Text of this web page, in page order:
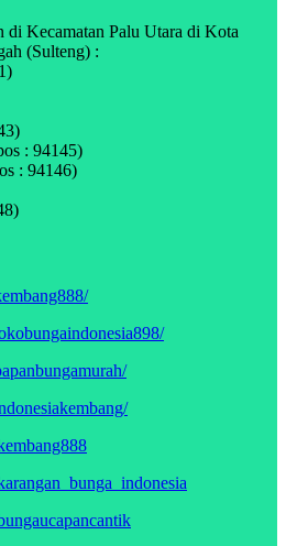
di Kecamatan Palu Utara di Kota
(Sulteng) :
: 94145)
: 94146)